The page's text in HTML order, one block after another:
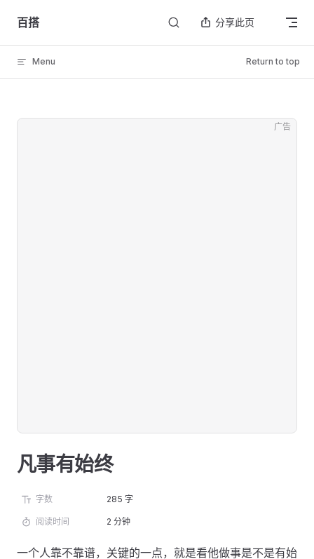
Skip to content
百搭 分享此页
Menu Return to top
广告
凡事有始终
字数 285 字
阅读时间 2 分钟
一个人靠不靠谱，关键的一点，就是看他做事是不是有始